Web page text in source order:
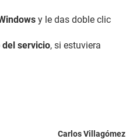
y le das doble clic
del servicio, si estuviera
Carlos Villagómez